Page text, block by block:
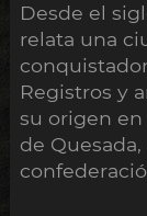
Desde el
relata una
Registros y
su origen en
de